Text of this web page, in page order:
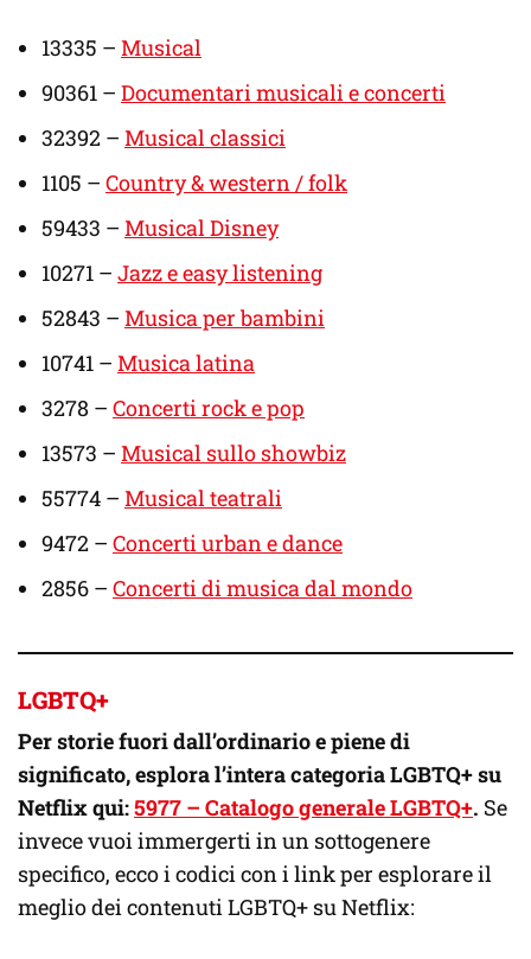
13335 – Musical
90361 – Documentari musicali e concerti
32392 – Musical classici
1105 – Country & western / folk
59433 – Musical Disney
10271 – Jazz e easy listening
52843 – Musica per bambini
10741 – Musica latina
3278 – Concerti rock e pop
13573 – Musical sullo showbiz
55774 – Musical teatrali
9472 – Concerti urban e dance
2856 – Concerti di musica dal mondo
LGBTQ+
Per storie fuori dall’ordinario e piene di
significato, esplora l’intera categoria LGBTQ+ su
Netflix qui:5977 – Catalogo generale LGBTQ+. Se
invece vuoi immergerti in un sottogenere
specifico, ecco i codici con i link per esplorare il
meglio dei contenuti LGBTQ+ su Netflix: